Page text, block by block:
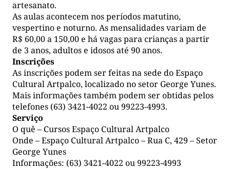
artesanato.
As aulas acontecem nos períodos matutino,
vespertino e noturno. As mensalidades variam de
R$ 60,00 a 150,00 e há vagas para crianças a partir
de 3 anos, adultos e idosos até 90 anos.
Inscrições
As inscrições podem ser feitas na sede do Espaço
Cultural Artpalco, localizado no setor George Yunes.
Mais informações também podem ser obtidas pelos
telefones (63) 3421-4022 ou 99223-4993.
Serviço
O quê – Cursos Espaço Cultural Artpalco
Onde – Espaço Cultural Artpalco – Rua C, 429 – Setor
George Yunes
Informações: (63) 3421-4022 ou 99223-4993